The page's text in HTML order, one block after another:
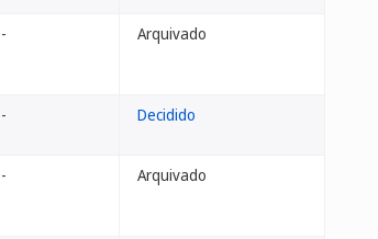
- Arquivado
- Decidido
- Arquivado